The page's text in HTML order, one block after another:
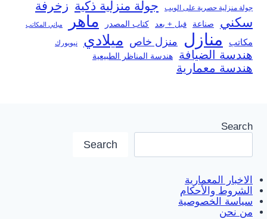
جولة منزلية حصرية على الويب جولة منزلية ذكية زخرفة
سكني صناعة قبل + بعد كتاب المصدر ماهر مباني المكاتب
مكاتب منازل منزل خاص ميلادي نيويورك
هندسة الضيافة هندسة المناظر الطبيعية
هندسة معمارية
Search
Search
الاخبار المعمارية
الشروط والأحكام
سياسة الخصوصية
من نحن